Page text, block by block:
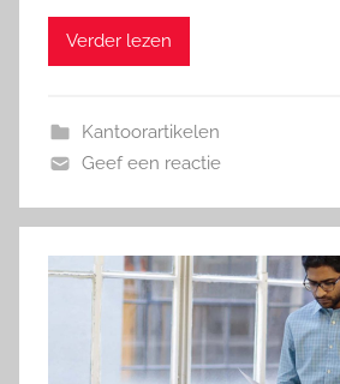
Verder lezen
Kantoorartikelen
Geef een reactie